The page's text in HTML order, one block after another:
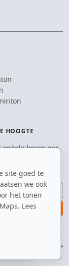
site goed te
we ook
het tonen
Lees
HOOGTE
enkele keren per
met het
badminton-adrenaline